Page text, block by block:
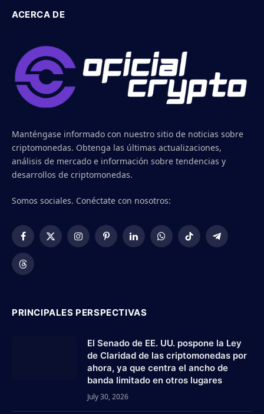
ACERCA DE
Manténgase informado con nuestro sitio de noticias sobre
criptomonedas. Obtenga las últimas actualizaciones,
análisis de mercado e información sobre tendencias y
desarrollos de criptomonedas.
Somos sociales. Conéctate con nosotros:
Facebook
X
InstagramPinterestLinkedInWhatsApp
TikTok Telegram
Threads
PRINCIPALES PERSPECTIVAS
El Senado de EE. UU. pospone la Ley
de Claridad de las criptomonedas por
ahora, ya que centra el ancho de
banda limitado en otros lugares
July 30, 2026